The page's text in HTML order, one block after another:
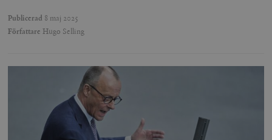
Publicerad 8 maj 2025
Författare Hugo Selling